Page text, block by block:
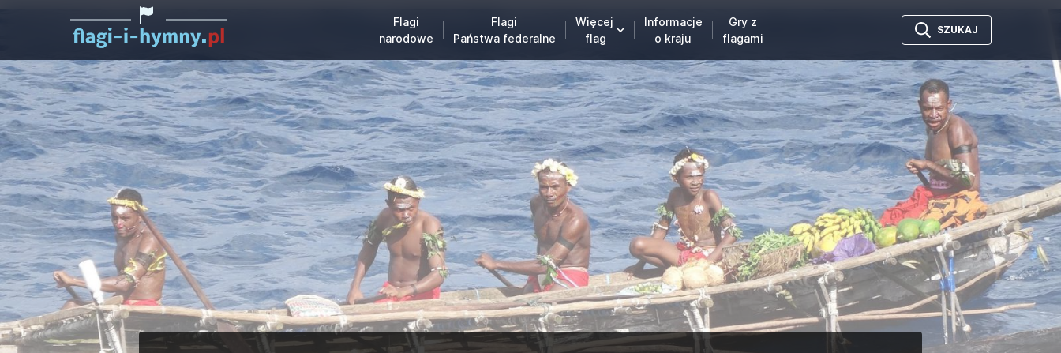
Flagi
narodowe
Flagi
Państwa federalne
Więcej
flag
Informacje
o kraju
Gry z
flagami
SZUKAJ